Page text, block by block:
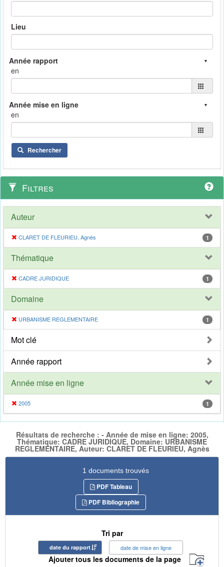
Lieu
en
en
Rechercher
Filtres
Auteur
CLARET DE FLEURIEU, Agnès 1
Thématique
CADRE JURIDIQUE 1
Domaine
URBANISME REGLEMENTAIRE 1
Mot clé
Année rapport
Année mise en ligne
2005 1
Résultats de recherche : - Année de mise en ligne: 2005,
Thématique: CADRE JURIDIQUE, Domaine: URBANISME
REGLEMENTAIRE, Auteur: CLARET DE FLEURIEU, Agnès
1 documents trouvés
PDF Tableau
PDF Bibliographie
Tri par
date du rapport date de mise en ligne
Ajouter tous les documents de la page